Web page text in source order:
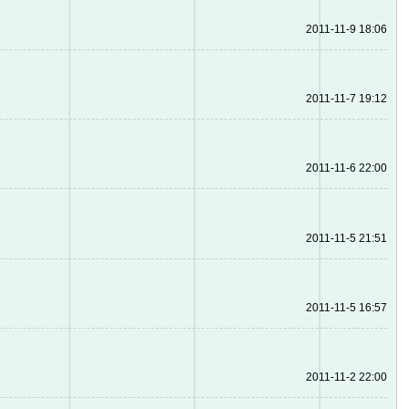
2011-11-9 18:06
2011-11-7 19:12
2011-11-6 22:00
2011-11-5 21:51
2011-11-5 16:57
2011-11-2 22:00